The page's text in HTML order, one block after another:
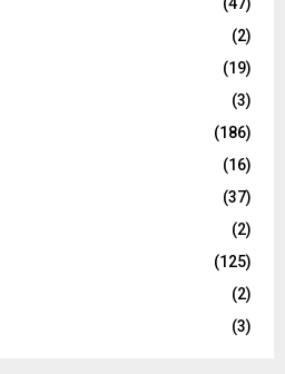
(2)
(19)
(3)
(186)
(16)
(37)
(2)
(125)
(2)
(3)